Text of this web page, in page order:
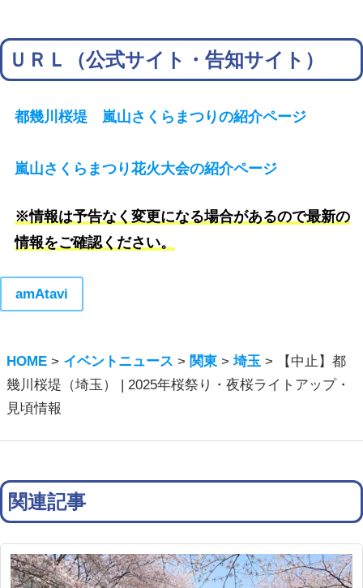
ＵＲＬ（公式サイト・告知サイト）
都幾川桜堤 嵐山さくらまつりの紹介ページ
嵐山さくらまつり花火大会の紹介ページ
※情報は予告なく変更になる場合があるので最新の
情報をご確認ください。
amAtavi
HOME > イベントニュース > 関東 >埼玉 >
【中止】都
幾川桜堤（埼玉） | 2025年桜祭り・夜桜ライトアップ・
見頃情報
関連記事